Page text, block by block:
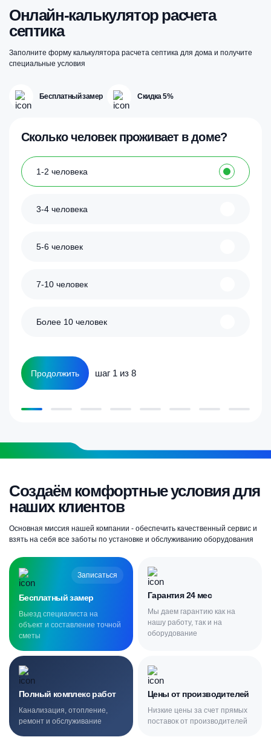
выбрать
на
странице
Онлайн-калькулятор расчета
септика
Заполните форму калькулятора расчета септика для дома и получите
специальные условия
Бесплатный замер Скидка 5%
Сколько человек проживает в доме?
1-2 человека
3-4 человека
5-6 человек
7-10 человек
Более 10 человек
Продолжить шаг 1 из 8
Создаём комфортные условия для
наших клиентов
Основная миссия нашей компании - обеспечить качественный сервис и
взять на себя все заботы по установке и обслуживанию оборудования
Записаться
Бесплатный замер
Выезд специалиста на
объект и составление точной
сметы
Гарантия 24 мес
Мы даем гарантию как на
нашу работу, так и на
оборудование
Полный комплекс работ
Канализация, отопление,
ремонт и обслуживание
Цены от производителей
Низкие цены за счет прямых
поставок от производителей